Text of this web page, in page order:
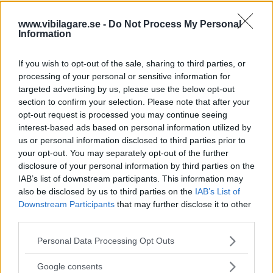
www.vibilagare.se - Do Not Process My Personal
Information
If you wish to opt-out of the sale, sharing to third parties, or
processing of your personal or sensitive information for
targeted advertising by us, please use the below opt-out
section to confirm your selection. Please note that after your
opt-out request is processed you may continue seeing
interest-based ads based on personal information utilized by
us or personal information disclosed to third parties prior to
your opt-out. You may separately opt-out of the further
disclosure of your personal information by third parties on the
IAB’s list of downstream participants. This information may
also be disclosed by us to third parties on the IAB’s List of
Downstream Participants that may further disclose it to other
Please note that this website/app uses one or more Google
not limited to your visit or usage behaviour. You may click to
Personal Data Processing Opt Outs
Google consents
kommer i handeln den 9 maj så missa den
inte!
Tester: De senaste vi kört